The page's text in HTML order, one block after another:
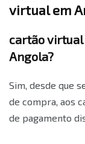
virtual em
cartão virtual
Angola?
Sim, desde que
de compra, aos
de pagamento